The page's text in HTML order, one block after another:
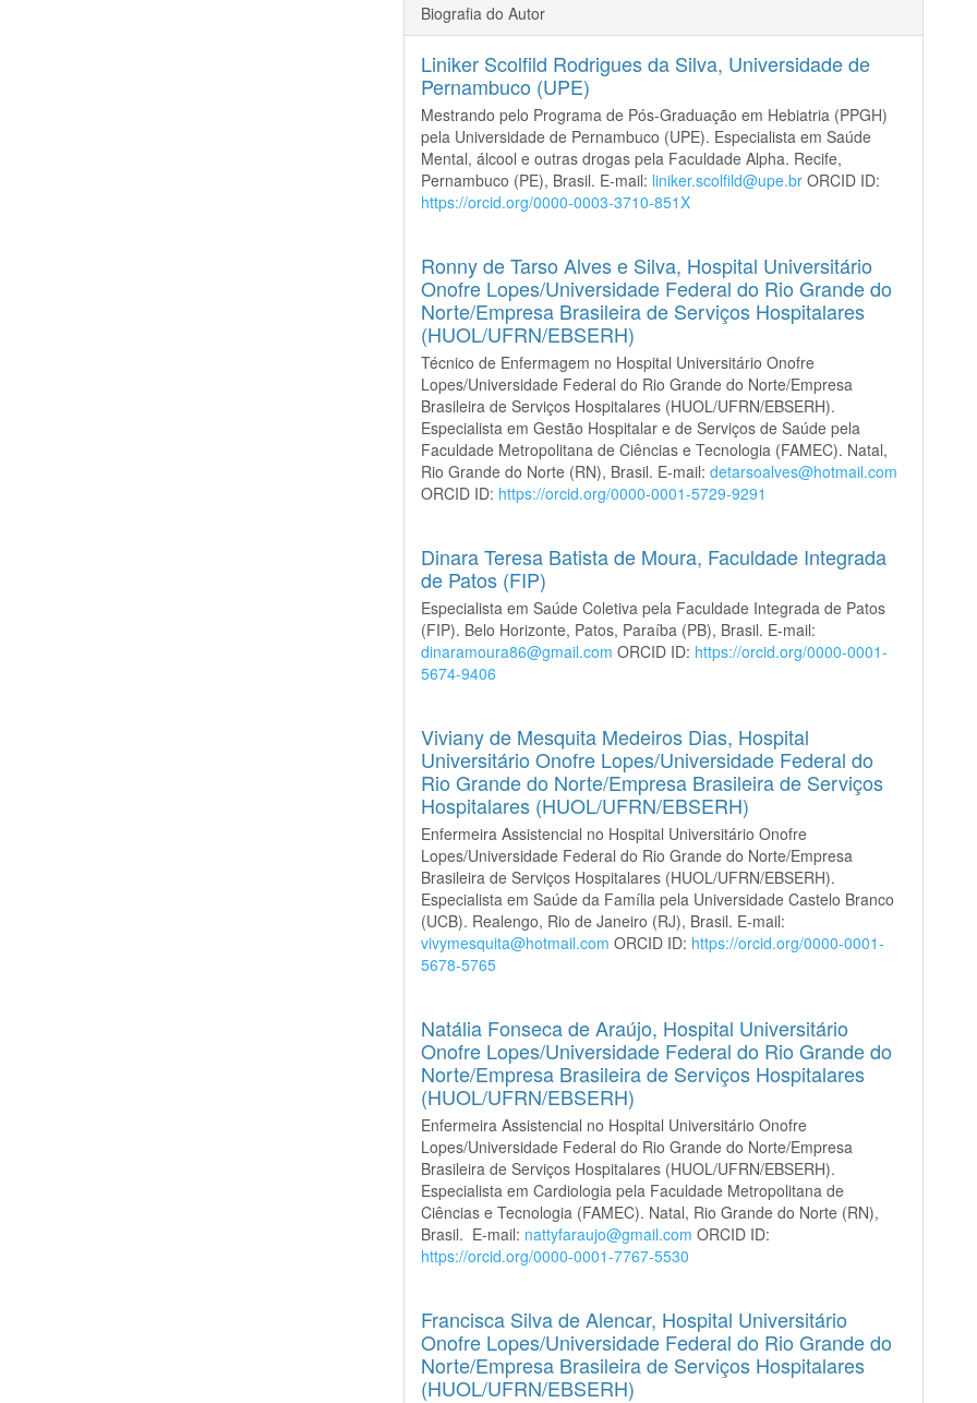
Biografia do Autor
Liniker Scolfild Rodrigues da Silva, Universidade de
Pernambuco (UPE)
Mestrando pelo Programa de Pós-Graduação em Hebiatria (PPGH)
pela Universidade de Pernambuco (UPE). Especialista em Saúde
Mental, álcool e outras drogas pela Faculdade Alpha. Recife,
Pernambuco (PE), Brasil. E-mail: liniker.scolfild@upe.br ORCID ID:
https://orcid.org/0000-0003-3710-851X
Ronny de Tarso Alves e Silva, Hospital Universitário
Onofre Lopes/Universidade Federal do Rio Grande do
Norte/Empresa Brasileira de Serviços Hospitalares
(HUOL/UFRN/EBSERH)
Técnico de Enfermagem no Hospital Universitário Onofre
Lopes/Universidade Federal do Rio Grande do Norte/Empresa
Brasileira de Serviços Hospitalares (HUOL/UFRN/EBSERH).
Especialista em Gestão Hospitalar e de Serviços de Saúde pela
Faculdade Metropolitana de Ciências e Tecnologia (FAMEC). Natal,
Rio Grande do Norte (RN), Brasil. E-mail:detarsoalves@hotmail.com
ORCID ID: https://orcid.org/0000-0001-5729-9291
Dinara Teresa Batista de Moura, Faculdade Integrada
de Patos (FIP)
Especialista em Saúde Coletiva pela Faculdade Integrada de Patos
(FIP). Belo Horizonte, Patos, Paraíba (PB), Brasil. E-mail:
dinaramoura86@gmail.com ORCID ID: https://orcid.org/0000-0001-
5674-9406
Viviany de Mesquita Medeiros Dias, Hospital
Universitário Onofre Lopes/Universidade Federal do
Rio Grande do Norte/Empresa Brasileira de Serviços
Hospitalares (HUOL/UFRN/EBSERH)
Enfermeira Assistencial no Hospital Universitário Onofre
Lopes/Universidade Federal do Rio Grande do Norte/Empresa
Brasileira de Serviços Hospitalares (HUOL/UFRN/EBSERH).
Especialista em Saúde da Família pela Universidade Castelo Branco
(UCB). Realengo, Rio de Janeiro (RJ), Brasil. E-mail:
vivymesquita@hotmail.com ORCID ID: https://orcid.org/0000-0001-
5678-5765
Natália Fonseca de Araújo, Hospital Universitário
Onofre Lopes/Universidade Federal do Rio Grande do
Norte/Empresa Brasileira de Serviços Hospitalares
(HUOL/UFRN/EBSERH)
Enfermeira Assistencial no Hospital Universitário Onofre
Lopes/Universidade Federal do Rio Grande do Norte/Empresa
Brasileira de Serviços Hospitalares (HUOL/UFRN/EBSERH).
Especialista em Cardiologia pela Faculdade Metropolitana de
Ciências e Tecnologia (FAMEC). Natal, Rio Grande do Norte (RN),
Brasil. E-mail: nattyfaraujo@gmail.com ORCID ID:
https://orcid.org/0000-0001-7767-5530
Francisca Silva de Alencar, Hospital Universitário
Onofre Lopes/Universidade Federal do Rio Grande do
Norte/Empresa Brasileira de Serviços Hospitalares
(HUOL/UFRN/EBSERH)